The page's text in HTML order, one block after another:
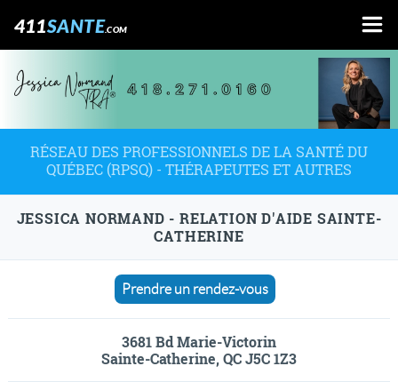
411SANTE.COM
RÉSEAU DES PROFESSIONNELS DE LA SANTÉ DU
QUÉBEC (RPSQ) - THÉRAPEUTES ET AUTRES
JESSICA NORMAND - RELATION D'AIDE SAINTE-
CATHERINE
Prendre un rendez-vous
3681 Bd Marie-Victorin
Sainte-Catherine, QC J5C 1Z3